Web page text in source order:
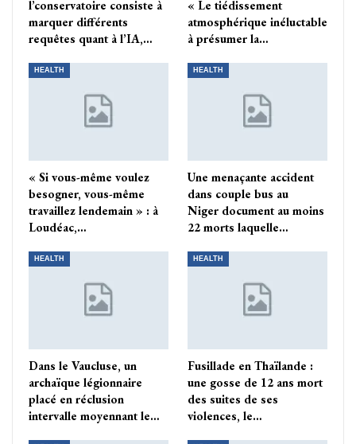
l’conservatoire consiste à
marquer différents
requêtes quant à l’IA,…
« Le tiédissement
atmosphérique inéluctable
à présumer la…
HEALTH
« Si vous-même voulez
besogner, vous-même
travaillez lendemain » : à
Loudéac,…
HEALTH
Une menaçante accident
dans couple bus au
Niger document au moins
22 morts laquelle…
HEALTH
Dans le Vaucluse, un
archaïque légionnaire
placé en réclusion
intervalle moyennant le…
HEALTH
Fusillade en Thaïlande :
une gosse de 12 ans mort
des suites de ses
violences, le…